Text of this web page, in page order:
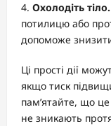
Охолодіть тіло.
потилицю або
допоможе
Ці прості дії
якщо тиск
пам’ятайте, що
не зникають